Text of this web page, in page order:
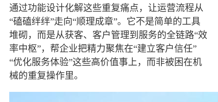
通过功能设计化解这些重复痛点，让运营流程从
“磕磕绊绊”走向“顺理成章”。它不是简单的工具
堆砌，而是从获客、客户管理到服务的全链路“效
率中枢”，帮企业把精力聚焦在“建立客户信任”
“优化服务体验”这些高价值事上，而非被困在机
械的重复操作里。